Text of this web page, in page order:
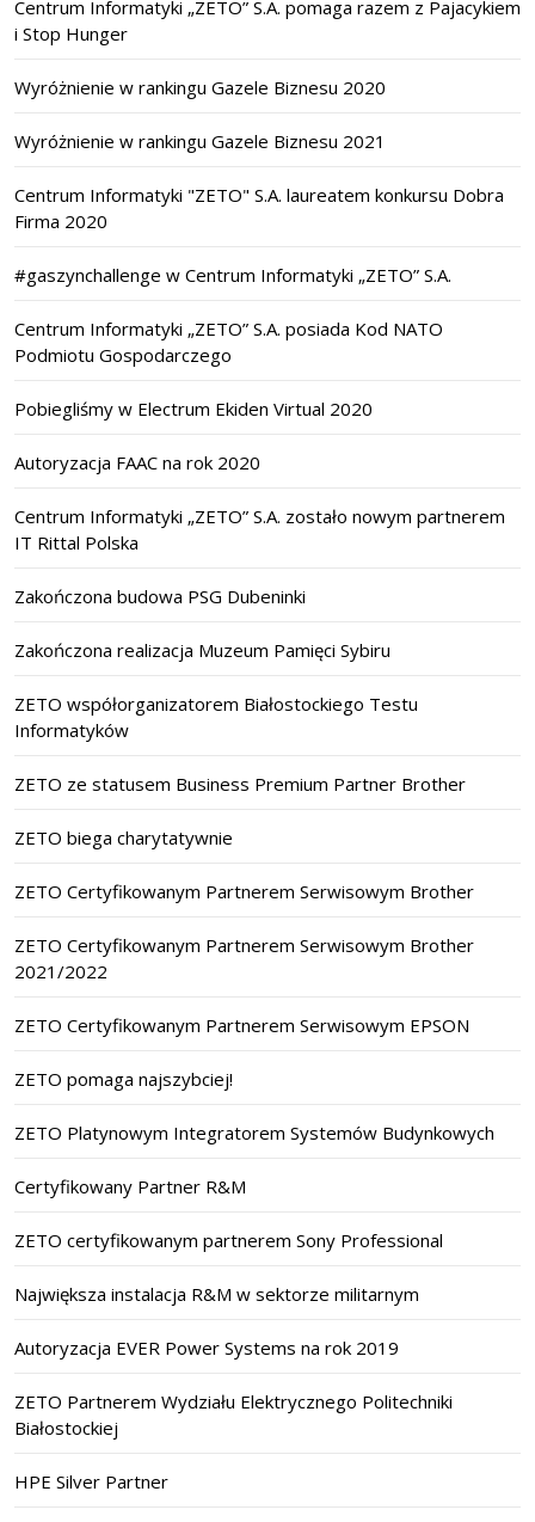
Centrum Informatyki „ZETO” S.A. pomaga razem z Pajacykiem
i Stop Hunger
Wyróżnienie w rankingu Gazele Biznesu 2020
Wyróżnienie w rankingu Gazele Biznesu 2021
Centrum Informatyki "ZETO" S.A. laureatem konkursu Dobra
Firma 2020
#gaszynchallenge w Centrum Informatyki „ZETO” S.A.
Centrum Informatyki „ZETO” S.A. posiada Kod NATO
Podmiotu Gospodarczego
Pobiegliśmy w Electrum Ekiden Virtual 2020
Autoryzacja FAAC na rok 2020
Centrum Informatyki „ZETO” S.A. zostało nowym partnerem
IT Rittal Polska
Zakończona budowa PSG Dubeninki
Zakończona realizacja Muzeum Pamięci Sybiru
ZETO współorganizatorem Białostockiego Testu
Informatyków
ZETO ze statusem Business Premium Partner Brother
ZETO biega charytatywnie
ZETO Certyfikowanym Partnerem Serwisowym Brother
ZETO Certyfikowanym Partnerem Serwisowym Brother
2021/2022
ZETO Certyfikowanym Partnerem Serwisowym EPSON
ZETO pomaga najszybciej!
ZETO Platynowym Integratorem Systemów Budynkowych
Certyfikowany Partner R&M
ZETO certyfikowanym partnerem Sony Professional
Największa instalacja R&M w sektorze militarnym
Autoryzacja EVER Power Systems na rok 2019
ZETO Partnerem Wydziału Elektrycznego Politechniki
Białostockiej
HPE Silver Partner